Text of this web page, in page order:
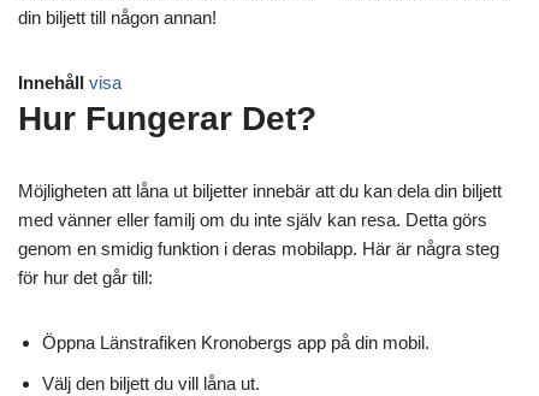
din biljett till någon annan!
Innehåll visa
Hur Fungerar Det?
Möjligheten att låna ut biljetter innebär att du kan dela din biljett
med vänner eller familj om du inte själv kan resa. Detta görs
genom en smidig funktion i deras mobilapp. Här är några steg
för hur det går till:
Öppna Länstrafiken Kronobergs app på din mobil.
Välj den biljett du vill låna ut.